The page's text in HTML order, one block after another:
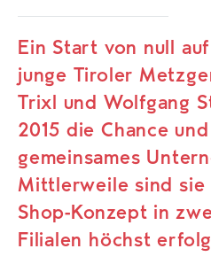
Ein Start von null
junge Tiroler
Trixl und Wolfgang
2015 die Chance
gemeinsames
Mittlerweile sind sie
Shop-Konzept in
Filialen höchst